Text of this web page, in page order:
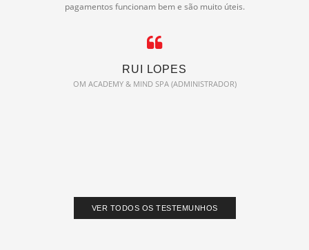
pagamentos funcionam bem e são muito úteis.
RUI LOPES
OM ACADEMY & MIND SPA (ADMINISTRADOR)
VER TODOS OS TESTEMUNHOS